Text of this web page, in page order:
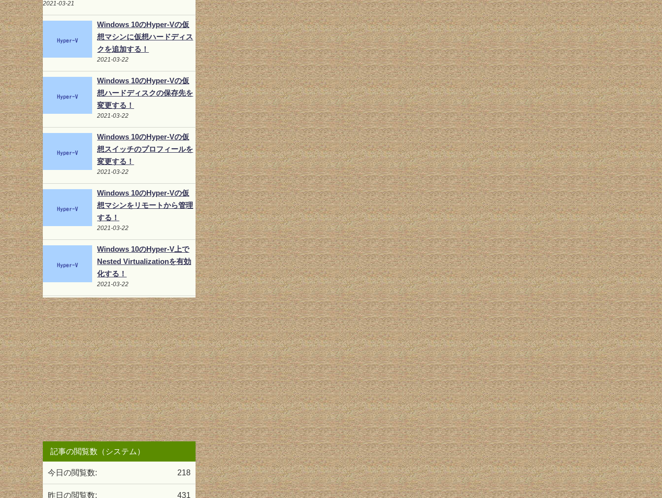
2021-03-21
Windows 10のHyper-Vの仮
想マシンに仮想ハードディス
クを追加する！
2021-03-22
Windows 10のHyper-Vの仮
想ハードディスクの保存先を
変更する！
2021-03-22
Windows 10のHyper-Vの仮
想スイッチのプロフィールを
変更する！
2021-03-22
Windows 10のHyper-Vの仮
想マシンをリモートから管理
する！
2021-03-22
Windows 10のHyper-V上で
Nested Virtualizationを有効
化する！
2021-03-22
記事の閲覧数（システム）
218
今日の閲覧数:
431
昨日の閲覧数: